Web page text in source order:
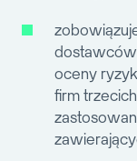
oceny
firm